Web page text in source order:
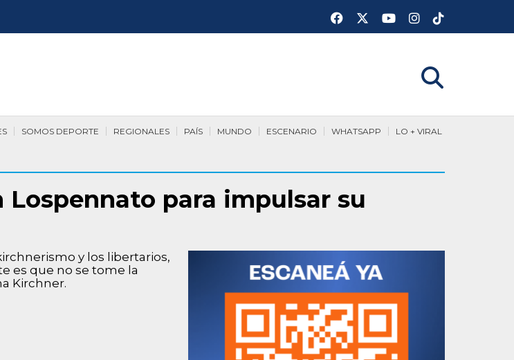
LO + VIRAL
WHATSAPP
ESCENARIO
MUNDO
PAÍS
REGIONALES
SOMOS DEPORTE
para impulsar su
y los libertarios,
es que no se tome la
Kirchner.